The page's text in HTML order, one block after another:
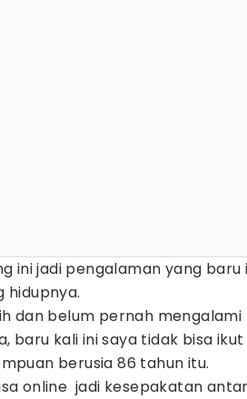
ini jadi pengalaman yang
hidupnya.
dan belum pernah mengalami
baru kali ini saya tidak bisa
berusia 86 tahun itu.
online jadi kesepakatan